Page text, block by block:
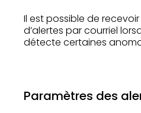
Il est possible de
d’alertes par courriel
détecte certaines
Paramètres des